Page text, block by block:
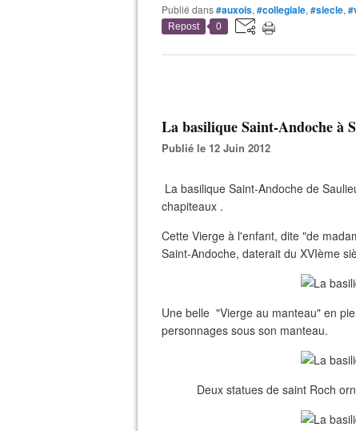
Publié dans#auxois, #collegiale, #siecle,
Repost 0
La basilique Saint-Andoche à
Publié le 12 Juin 2012
La basilique Saint-Andoche de
chapiteaux .
Cette Vierge à l'enfant, dite "de
Saint-Andoche, daterait du XVIème
Une belle "Vierge au manteau" en
personnages sous son manteau.
Deux statues de saint Roch